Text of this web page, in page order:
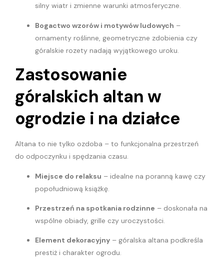
silny wiatr i zmienne warunki atmosferyczne.
Bogactwo wzorów i motywów ludowych –
ornamenty roślinne, geometryczne zdobienia czy
góralskie rozety nadają wyjątkowego uroku.
Zastosowanie
góralskich altan w
ogrodzie i na działce
Altana to nie tylko ozdoba – to funkcjonalna przestrzeń
do odpoczynku i spędzania czasu.
Miejsce do relaksu – idealne na poranną kawę czy
popołudniową książkę.
Przestrzeń na spotkania rodzinne – doskonała na
wspólne obiady, grille czy uroczystości.
Element dekoracyjny – góralska altana podkreśla
prestiż i charakter ogrodu.